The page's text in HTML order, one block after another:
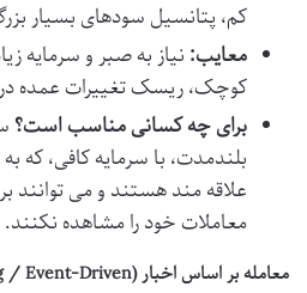
کم، پتانسیل سودهای بسیار
معایب: نیاز به صبر و سرمایه
کوچک، ریسک تغییرات عمده در
برای چه کسانی مناسب است؟
بلندمدت، با سرمایه کافی، که
علاقه مند هستند و می توانند
معاملات خود را مشاهده نکنند.
معامله بر اساس اخبار (News Trading / Event-Driven)